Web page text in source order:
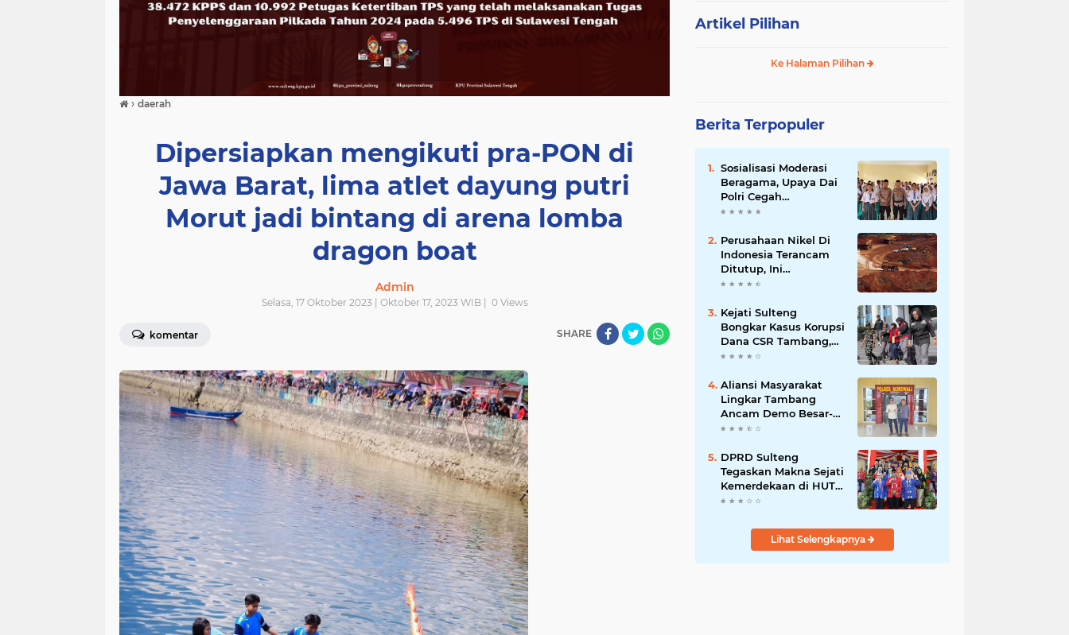
› daerah
Dipersiapkan mengikuti pra-PON di
Jawa Barat, lima atlet dayung putri
Morut jadi bintang di arena lomba
dragon boat
Admin
Selasa, 17 Oktober 2023 | Oktober 17, 2023 WIB | 0Views
komentar SHARE
Artikel Pilihan
Ke Halaman Pilihan
Berita Terpopuler
Sosialisasi Moderasi
Beragama, Upaya Dai
Polri Cegah
Radikalisme di
Perusahaan Nikel Di
Indonesia Terancam
Ditutup, Ini
Pernyataan Luhut
Kejati Sulteng
Bongkar Kasus Korupsi
Dana CSR Tambang,
Sekdes Tamainusi Ikut
Aliansi Masyarakat
Lingkar Tambang
Ancam Demo Besar-
Besaran di PT Vale
DPRD Sulteng
Tegaskan Makna Sejati
Kemerdekaan di HUT
ke-80 RI
Lihat Selengkapnya